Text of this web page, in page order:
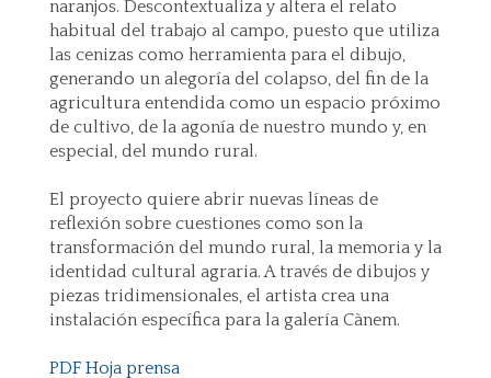
naranjos. Descontextualiza y altera el relato
habitual del trabajo al campo, puesto que utiliza
las cenizas como herramienta para el dibujo,
generando un alegoría del colapso, del fin de la
agricultura entendida como un espacio próximo
de cultivo, de la agonía de nuestro mundo y, en
especial, del mundo rural.
El proyecto quiere abrir nuevas líneas de
reflexión sobre cuestiones como son la
transformación del mundo rural, la memoria y la
identidad cultural agraria. A través de dibujos y
piezas tridimensionales, el artista crea una
instalación específica para la galería Cànem.
PDF Hoja prensa